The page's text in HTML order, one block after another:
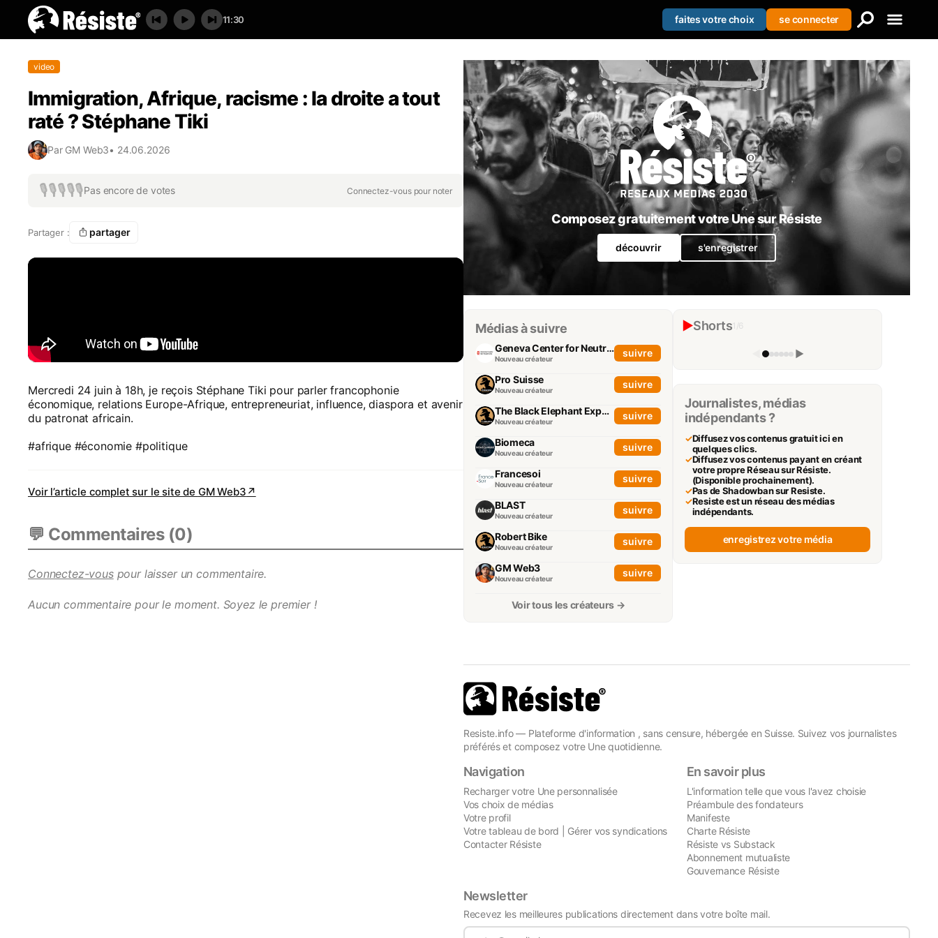
11:30 faites votre choix se connecter
Se connecter
S'enregistrer
video
Immigration, Afrique, racisme : la droite a tout
raté ? Stéphane Tiki
Par GM Web3• 24.06.2026
🎙️🎙️🎙️🎙️🎙️Pas encore de votes Connectez-vous pour noter
Partager : partager
Mercredi 24 juin à 18h, je reçois Stéphane Tiki pour parler francophonie
économique, relations Europe-Afrique, entrepreneuriat, influence, diaspora et avenir
du patronat africain.
#afrique #économie #politique
Voir l’article complet sur le site de GM Web3 ↗
💬 Commentaires (0)
Connectez-vouspour laisser un commentaire.
Aucun commentaire pour le moment. Soyez le premier !
Composez gratuitement votre Une sur Résiste
découvrir s'enregistrer
Médias à suivre
Geneva Center for Neutrality
Nouveau créateur
suivre
Pro Suisse
Nouveau créateur
suivre
The Black Elephant Experience
Nouveau créateur
suivre
Biomeca
Nouveau créateur
suivre
Francesoi
Nouveau créateur
suivre
BLAST
Nouveau créateur
suivre
Robert Bike
Nouveau créateur
suivre
GM Web3
Nouveau créateur
suivre
Voir tous les créateurs →
▶Shorts 1 /6
Française! #shorts
Trouble Fait
▶
Journalistes, médias
indépendants ?
✓Diffusez vos contenus gratuit ici en
quelques clics.
✓Diffusez vos contenus payant en créant
votre propre Réseau sur Résiste.
(Disponible prochainement).
✓Pas de Shadowban sur Resiste.
✓Resiste est un réseau des médias
indépendants.
enregistrez votre média
Resiste.info — Plateforme d'information , sans censure, hébergée en Suisse. Suivez vos journalistes
préférés et composez votre Une quotidienne.
Navigation
Recharger votre Une personnalisée
Vos choix de médias
Votre profil
Votre tableau de bord | Gérer vos syndications
Contacter Résiste
En savoir plus
L'information telle que vous l'avez choisie
Préambule des fondateurs
Manifeste
Charte Résiste
Résiste vs Substack
Abonnement mutualiste
Gouvernance Résiste
Newsletter
Recevez les meilleures publications directement dans votre boîte mail.